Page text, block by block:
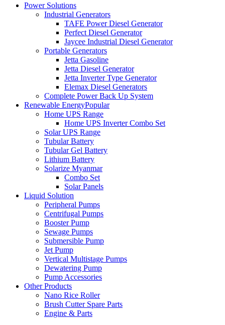
Power Solutions
Industrial Generators
TAFE Power Diesel Generator
Perfect Diesel Generator
Jaycee Industrial Diesel Generator
Portable Generators
Jetta Gasoline
Jetta Diesel Generator
Jetta Inverter Type Generator
Elemax Diesel Generators
Complete Power Back Up System
Renewable EnergyPopular
Home UPS Range
Home UPS Inverter Combo Set
Solar UPS Range
Tubular Battery
Tubular Gel Battery
Lithium Battery
Solarize Myanmar
Combo Set
Solar Panels
Liquid Solution
Peripheral Pumps
Centrifugal Pumps
Booster Pump
Sewage Pumps
Submersible Pump
Jet Pump
Vertical Multistage Pumps
Dewatering Pump
Pump Accessories
Other Products
Nano Rice Roller
Brush Cutter Spare Parts
Engine & Parts